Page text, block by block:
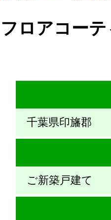
フロアコー
千葉県印旛郡
ご新築戸建て